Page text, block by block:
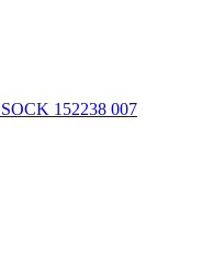
152238 007